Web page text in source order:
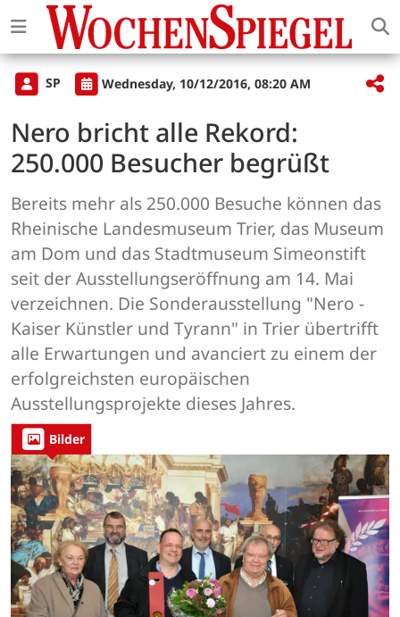
SP Wednesday, 10/12/2016, 08:20 AM
Nero bricht alle Rekord:
250.000 Besucher begrüßt
Bereits mehr als 250.000 Besuche können das
Rheinische Landesmuseum Trier, das Museum
am Dom und das Stadtmuseum Simeonstift
seit der Ausstellungseröffnung am 14. Mai
verzeichnen. Die Sonderausstellung "Nero -
Kaiser Künstler und Tyrann" in Trier übertrifft
alle Erwartungen und avanciert zu einem der
erfolgreichsten europäischen
Ausstellungsprojekte dieses Jahres.
Bilder